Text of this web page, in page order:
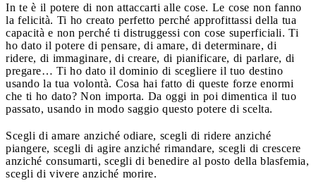
In te è il potere di non attaccarti alle cose. Le cose non fanno
la felicità. Ti ho creato perfetto perché approfittassi della tua
capacità e non perché ti distruggessi con cose superficiali. Ti
ho dato il potere di pensare, di amare, di determinare, di
ridere, di immaginare, di creare, di pianificare, di parlare, di
pregare… Ti ho dato il dominio di scegliere il tuo destino
usando la tua volontà. Cosa hai fatto di queste forze enormi
che ti ho dato? Non importa. Da oggi in poi dimentica il tuo
passato, usando in modo saggio questo potere di scelta.
Scegli di amare anziché odiare, scegli di ridere anziché
piangere, scegli di agire anziché rimandare, scegli di crescere
anziché consumarti, scegli di benedire al posto della blasfemia,
scegli di vivere anziché morire.